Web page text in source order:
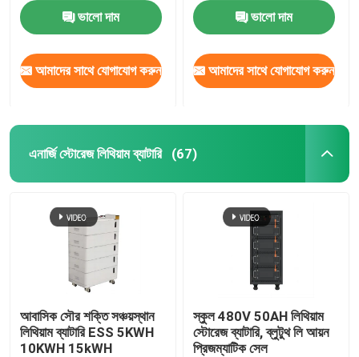
ভালো দাম
আমাদের সাথে যোগাযোগ করুন
ভালো দাম
আমাদের সাথে যোগাযোগ করুন
এনার্জি স্টোরেজ লিথিয়াম ব্যাটারি (67)
আবাসিক সৌর শক্তি সঞ্চয়স্থান
লিথিয়াম ব্যাটারি ESS 5KWH
10KWH 15kWH
স্কুল 480V 50AH লিথিয়াম
স্টোরেজ ব্যাটারি, ব্লুটুথ লি আয়ন
প্রিজম্যাটিক সেল